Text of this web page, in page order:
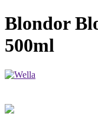
Blondor
500ml